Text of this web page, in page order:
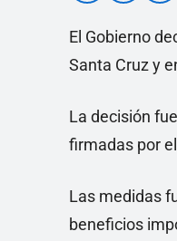
El Gobierno
Santa Cruz y
La decisión
firmadas por
Las medidas
beneficios